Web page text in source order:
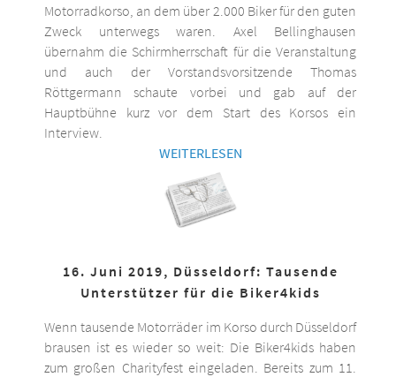
Motorradkorso, an dem über 2.000 Biker für den guten
Zweck unterwegs waren. Axel Bellinghausen
übernahm die Schirmherrschaft für die Veranstaltung
und auch der Vorstandsvorsitzende Thomas
Röttgermann schaute vorbei und gab auf der
Hauptbühne kurz vor dem Start des Korsos ein
Interview.
WEITERLESEN
16. Juni 2019, Düsseldorf: Tausende
Unterstützer für die Biker4kids
Wenn tausende Motorräder im Korso durch Düsseldorf
brausen ist es wieder so weit: Die Biker4kids haben
zum großen Charityfest eingeladen. Bereits zum 11.